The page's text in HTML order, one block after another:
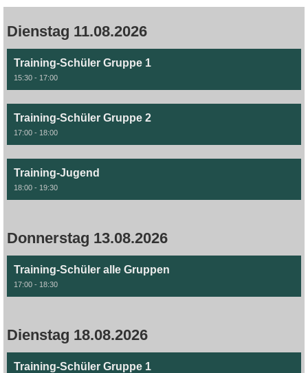
Dienstag 11.08.2026
Training-Schüler Gruppe 1
15:30 - 17:00
Training-Schüler Gruppe 2
17:00 - 18:00
Training-Jugend
18:00 - 19:30
Donnerstag 13.08.2026
Training-Schüler alle Gruppen
17:00 - 18:30
Dienstag 18.08.2026
Training-Schüler Gruppe 1